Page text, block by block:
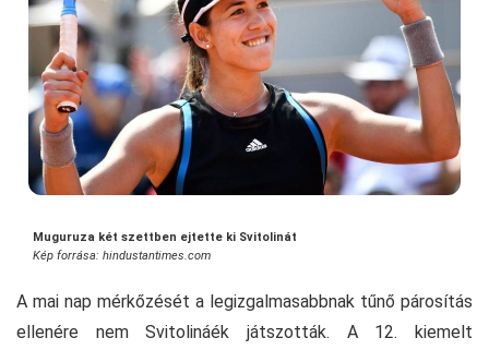
Muguruza két szettben ejtette ki Svitolinát
Kép forrása: hindustantimes.com
A mai nap mérkőzését a legizgalmasabbnak tűnő párosítás
ellenére nem Svitolináék játszották. A 12. kiemelt